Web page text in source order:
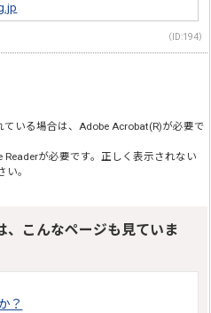
（ID:194）
いる場合は、Adobe Acrobat(R)が必要で
が必要です。正しく表示されない
。
、こんなページも見ていま
？